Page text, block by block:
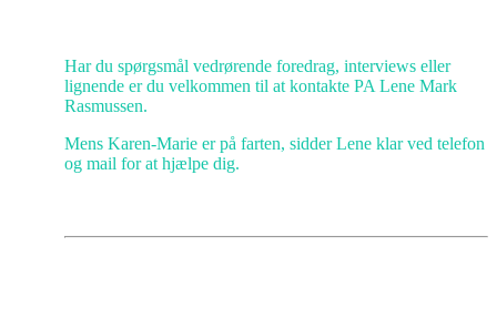
Har du spørgsmål vedrørende foredrag, interviews eller
lignende er du velkommen til at kontakte PA Lene Mark
Rasmussen.
Mens Karen-Marie er på farten, sidder Lene klar ved telefon
og mail for at hjælpe dig.